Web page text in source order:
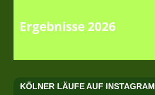
Ergebnisse 2026
KÖLNER LÄUFE AUF INSTAGRAM